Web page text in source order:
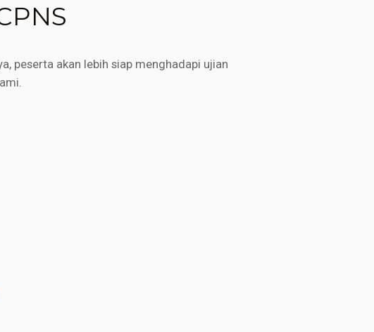
peserta akan lebih siap menghadapi ujian